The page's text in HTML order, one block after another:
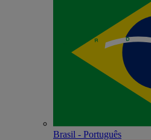
Brasil - Português